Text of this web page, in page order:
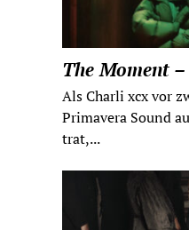
The Moment
Als Charli xcx vor
Primavera Sound
trat,...